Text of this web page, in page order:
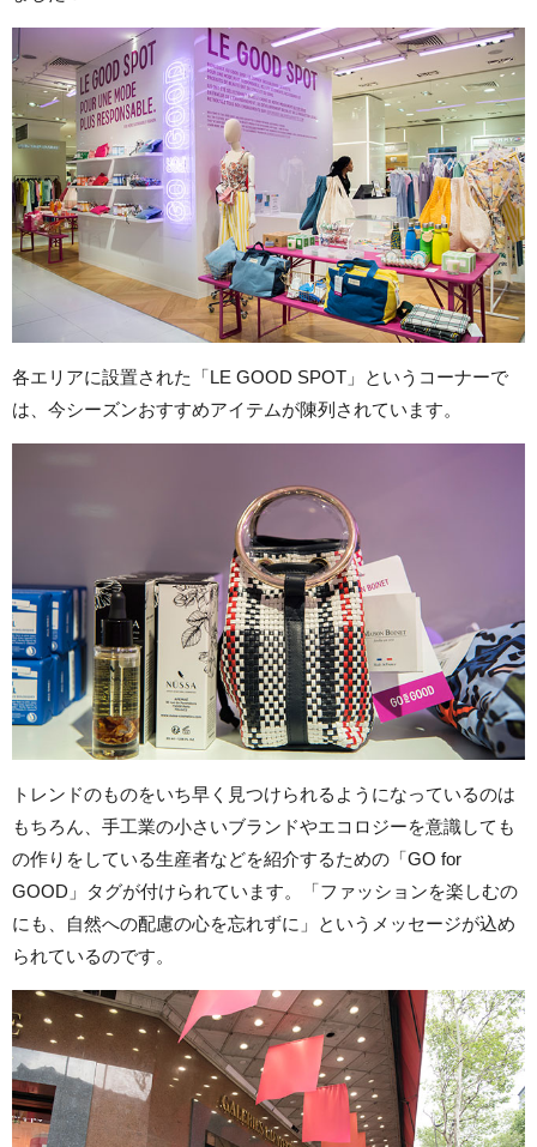
各エリアに設置された「LE GOOD SPOT」というコーナーで
は、今シーズンおすすめアイテムが陳列されています。
トレンドのものをいち早く見つけられるようになっているのは
もちろん、手工業の小さいブランドやエコロジーを意識しても
の作りをしている生産者などを紹介するための「GO for
GOOD」タグが付けられています。「ファッションを楽しむの
にも、自然への配慮の心を忘れずに」というメッセージが込め
られているのです。